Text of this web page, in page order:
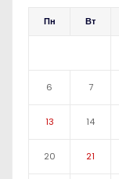
Пн Вт
6 7
13 14
20 21